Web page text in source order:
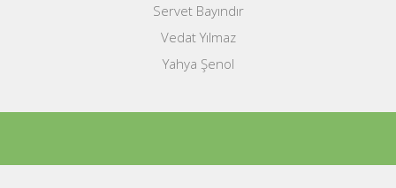
Servet Bayındır
Vedat Yılmaz
Yahya Şenol